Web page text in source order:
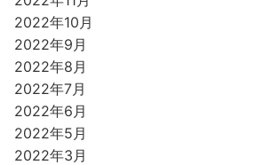
2022年10月
2022年9月
2022年8月
2022年7月
2022年6月
2022年5月
2022年3月